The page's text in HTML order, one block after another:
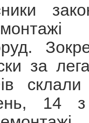
за
склали
14